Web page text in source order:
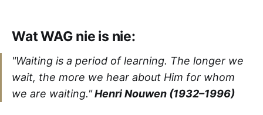
Wat WAG nie is nie:
"Waiting is a period of learning. The longer we
wait, the more we hear about Him for whom
we are waiting."Henri Nouwen (1932–1996)